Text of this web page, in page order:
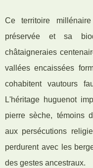
Ce territoire
préservée et sa
châtaigneraies
vallées encaissées
cohabitent vautours
L'héritage huguenot
pierre sèche, témoins
aux persécutions
perdurent avec les
des gestes ancestraux.